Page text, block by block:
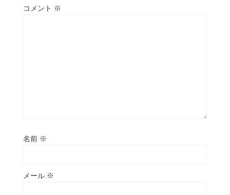
コメント ※
名前 ※
メール ※